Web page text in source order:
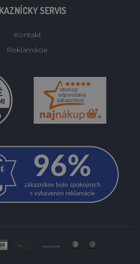
SERVIS
Kontakt
Reklamácie